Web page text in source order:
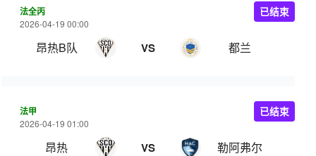
法全丙
2026-04-19 00:00
昂热B队 VS 都兰
已结束
法甲
2026-04-19 01:00
昂热 VS 勒阿弗尔
已结束